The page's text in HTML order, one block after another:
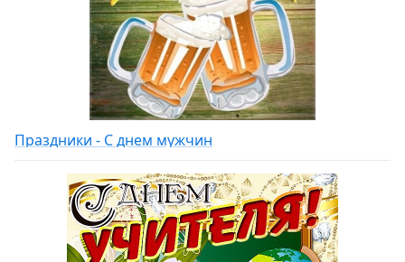
Праздники - С днем мужчин